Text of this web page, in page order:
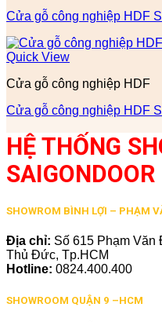
Cửa gỗ công nghiệp HDF
Quick View
Cửa gỗ công nghiệp HDF
Cửa gỗ công nghiệp HDF
HỆ THỐNG
SAIGONDOOR
SHOWROM BÌNH LỢI – PHẠM
Địa chỉ: Số 615 Phạm Văn
Thủ Đức, Tp.HCM
Hotline: 0824.400.400
SHOWROOM QUẬN 9 –HCM